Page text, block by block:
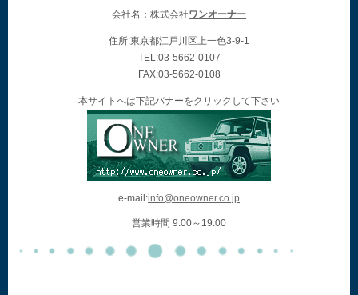
会社名：株式会社ワンオーナー
住所:東京都江戸川区上一色3-9-1
TEL:03-5662-0107
FAX:03-5662-0108
本サイトへは下記バナーをクリックして下さい
e-mail:info@oneowner.co.jp
営業時間 9:00～19:00